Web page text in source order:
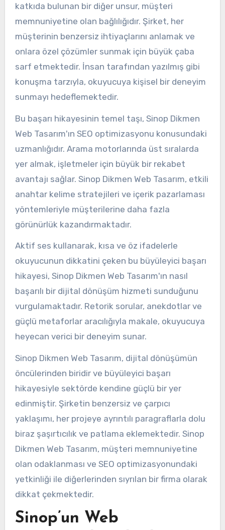
katkıda bulunan bir diğer unsur, müşteri
memnuniyetine olan bağlılığıdır. Şirket, her
müşterinin benzersiz ihtiyaçlarını anlamak ve
onlara özel çözümler sunmak için büyük çaba
sarf etmektedir. İnsan tarafından yazılmış gibi
konuşma tarzıyla, okuyucuya kişisel bir deneyim
sunmayı hedeflemektedir.
Bu başarı hikayesinin temel taşı, Sinop Dikmen
Web Tasarım'ın SEO optimizasyonu konusundaki
uzmanlığıdır. Arama motorlarında üst sıralarda
yer almak, işletmeler için büyük bir rekabet
avantajı sağlar. Sinop Dikmen Web Tasarım, etkili
anahtar kelime stratejileri ve içerik pazarlaması
yöntemleriyle müşterilerine daha fazla
görünürlük kazandırmaktadır.
Aktif ses kullanarak, kısa ve öz ifadelerle
okuyucunun dikkatini çeken bu büyüleyici başarı
hikayesi, Sinop Dikmen Web Tasarım'ın nasıl
başarılı bir dijital dönüşüm hizmeti sunduğunu
vurgulamaktadır. Retorik sorular, anekdotlar ve
güçlü metaforlar aracılığıyla makale, okuyucuya
heyecan verici bir deneyim sunar.
Sinop Dikmen Web Tasarım, dijital dönüşümün
öncülerinden biridir ve büyüleyici başarı
hikayesiyle sektörde kendine güçlü bir yer
edinmiştir. Şirketin benzersiz ve çarpıcı
yaklaşımı, her projeye ayrıntılı paragraflarla dolu
biraz şaşırtıcılık ve patlama eklemektedir. Sinop
Dikmen Web Tasarım, müşteri memnuniyetine
olan odaklanması ve SEO optimizasyonundaki
yetkinliği ile diğerlerinden sıyrılan bir firma olarak
dikkat çekmektedir.
Sinop’un Web